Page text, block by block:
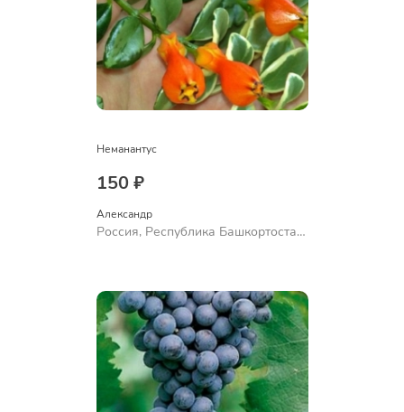
Неманантус
150 ₽
Александр
Россия, Республика Башкортостан,